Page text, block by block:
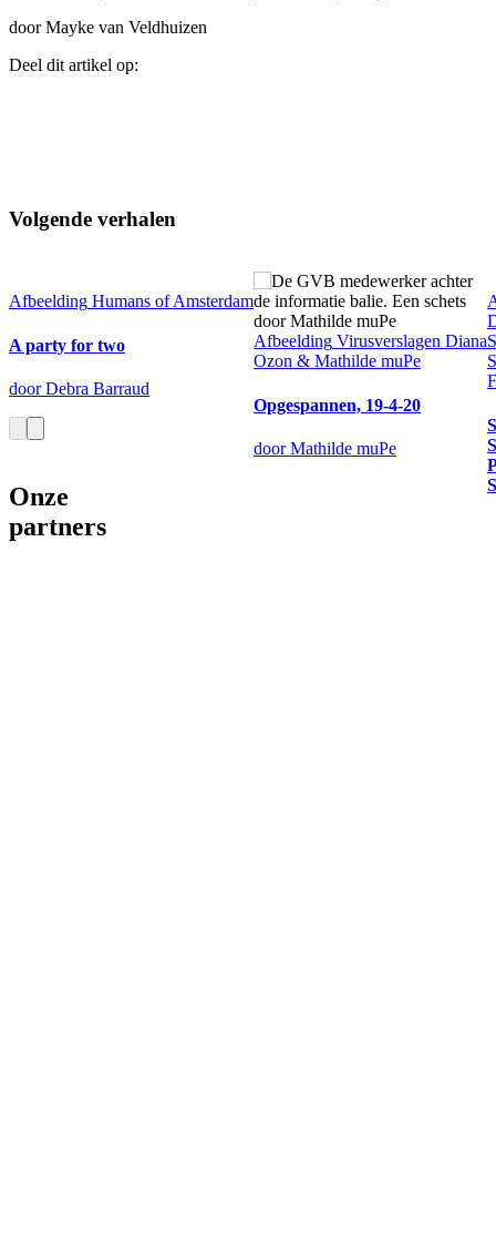
door Mayke van Veldhuizen
Deel dit artikel op:
Volgende verhalen
Afbeelding Humans of Amsterdam
A party for two
door Debra Barraud
Afbeelding Virusverslagen Diana
Ozon & Mathilde muPe
Opgespannen, 19-4-20
door Mathilde muPe
Onze
partners